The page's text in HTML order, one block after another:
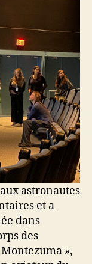
astronautes
et a
dans
des
»,